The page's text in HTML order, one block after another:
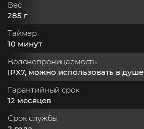
Вес
285 г
Таймер
10 минут
Водонепроницаемость
IPX7, можно использовать в душе
Гарантийный срок
12 месяцев
Срок службы